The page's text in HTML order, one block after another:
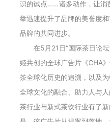
识的试点……诸多动作，让消
举迅速提升了品牌的美誉度
品牌的共同进步。
在5月21日“国际茶日论
姬共创的全球广告片《CHA
茶全球化历史的追溯，以及
全球文化的融合、助力人与
茶行业与新式茶饮行业有了